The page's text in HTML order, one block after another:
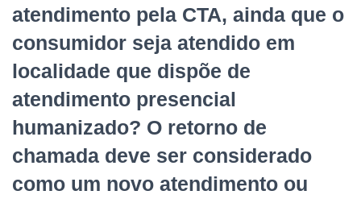
atendimento pela CTA, ainda que o
consumidor seja atendido em
localidade que dispõe de
atendimento presencial
humanizado? O retorno de
chamada deve ser considerado
como um novo atendimento ou